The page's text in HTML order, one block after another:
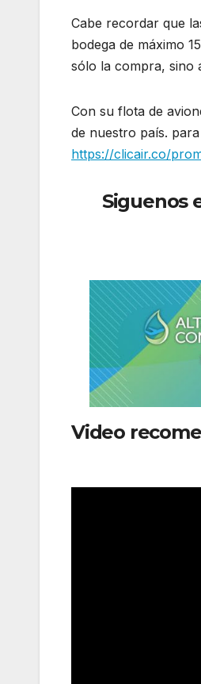
Cabe recordar que
bodega de máximo
sólo la compra, sino
Con su flota de
de nuestro país.
https://clicair.co/
Siguenos
Video